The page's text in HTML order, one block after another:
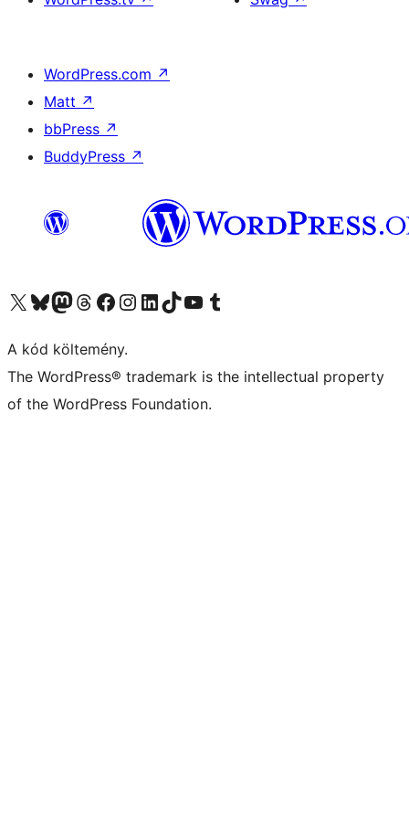
WordPress.com ↗
Matt ↗
bbPress ↗
BuddyPress ↗
Visit our X (formerly Twitter) account
Visit our Bluesky account
Twitter csatornánk
Visit our Threads account
Facebook oldalunk megtekintése
Visit our Instagram account
Visit our LinkedIn account
Visit our TikTok account
Visit our YouTube channel
Visit our Tumblr account
A kód költemény.
The WordPress® trademark is the intellectual property
of the WordPress Foundation.